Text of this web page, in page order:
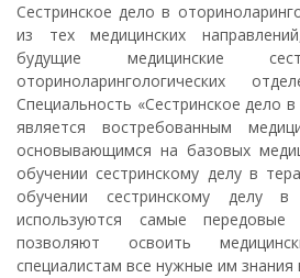
Сестринское дело в
из тех медицинских
будущие медицинские
оториноларингологических
Специальность «Сестринское дело
является востребованным
основывающимся на базовых
обучении сестринскому делу в
обучении сестринскому делу в
используются самые передовые
позволяют освоить
специалистам все нужные им знания